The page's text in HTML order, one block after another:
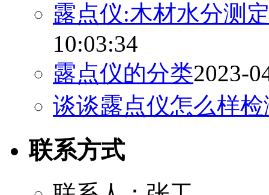
露点仪:木材水分测
10:03:34
露点仪的分类2023-
谈谈露点仪怎么样检
联系方式